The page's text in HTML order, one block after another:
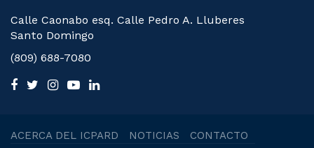
Calle Caonabo esq. Calle Pedro A. Lluberes
Santo Domingo
(809) 688-7080
ACERCA DEL ICPARD NOTICIAS CONTACTO